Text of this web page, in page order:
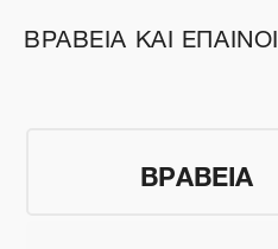
ΒΡΑΒΕΙΑ ΚΑΙ ΕΠΑΙΝΟΙ
ΒΡΑΒΕΙΑ